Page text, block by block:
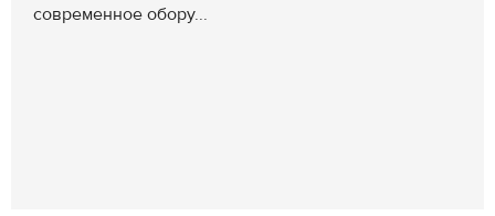
современное обору...